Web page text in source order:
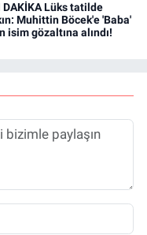
DAKİKA Lüks tatilde
Muhittin Böcek'e 'Baba'
isim gözaltına alındı!